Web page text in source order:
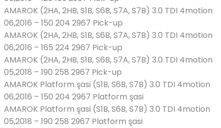
AMAROK (2HA, 2HB, S1B, S6B, S7A, S7B) 3.0 TDI 4motion
06,2016 – 150 204 2967 Pick-up
AMAROK (2HA, 2HB, S1B, S6B, S7A, S7B) 3.0 TDI 4motion
06,2016 – 165 224 2967 Pick-up
AMAROK (2HA, 2HB, S1B, S6B, S7A, S7B) 3.0 TDI 4motion
05,2018 – 190 258 2967 Pick-up
AMAROK Platform şasi (S1B, S6B, S7B) 3.0 TDI 4motion
06,2016 – 150 204 2967 Platform şasi
AMAROK Platform şasi (S1B, S6B, S7B) 3.0 TDI 4motion
05,2018 – 190 258 2967 Platform şasi